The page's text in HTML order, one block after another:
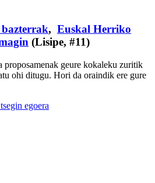
, Euskal Herriko
(Lisipe, #11)
proposamenak geure kokaleku zuritik
ohi ditugu. Hori da oraindik ere gure
egoera